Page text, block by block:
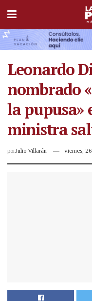
Leonardo
nombrado
la pupusa»
ministra
porJulio Villarán viernes,